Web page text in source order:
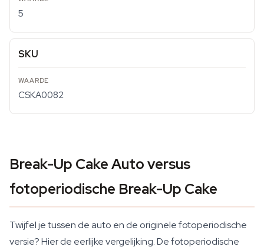
5
SKU
CSKA0082
Break-Up Cake Auto versus
fotoperiodische Break-Up Cake
Twijfel je tussen de auto en de originele fotoperiodische
versie? Hier de eerlijke vergelijking. De fotoperiodische